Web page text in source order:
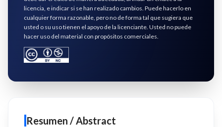
licencia, e indicar si se han realizado cambios. Puede hacerlo en
cualquier forma razonable, pero no de forma tal que sugiera que
usted o su uso tienen el apoyo de la licenciante. Usted no puede
hacer uso del material con propósitos comerciales.
Resumen / Abstract